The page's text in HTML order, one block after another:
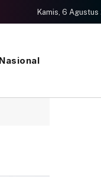
Kamis, 6
Nasional